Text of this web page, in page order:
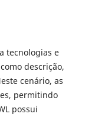
tecnologias e
descrição,
cenário, as
permitindo
possui